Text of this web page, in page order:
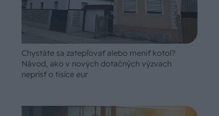
Chystáte sa zatepľovať alebo meniť kotol?
Návod, ako v nových dotačných výzvach
neprísť o tisíce eur